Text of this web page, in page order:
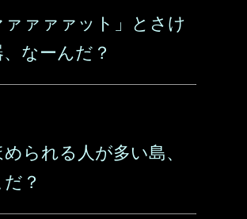
ァァァァット」とさけ
なーんだ？
られる人が多い島、
？